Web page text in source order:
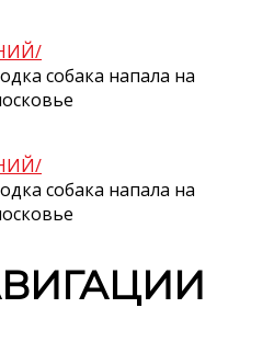
собака напала на
собака напала на